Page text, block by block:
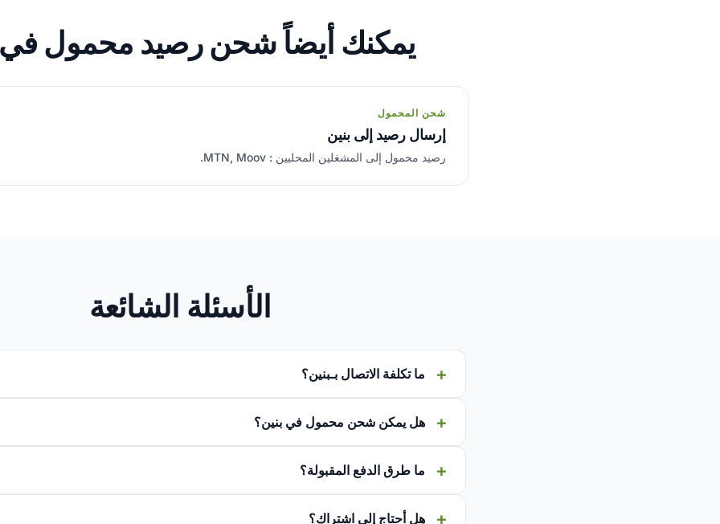
يمكنك أيضاً شحن رصيد محمول في
شحن المحمول
إرسال رصيد إلى بنين
رصيد محمول إلى المشغلين المحليين : MTN, Moov.
الأسئلة الشائعة
ما تكلفة الاتصال بـبنين؟
هل يمكن شحن محمول في بنين؟
ما طرق الدفع المقبولة؟
هل أحتاج إلى اشتراك؟